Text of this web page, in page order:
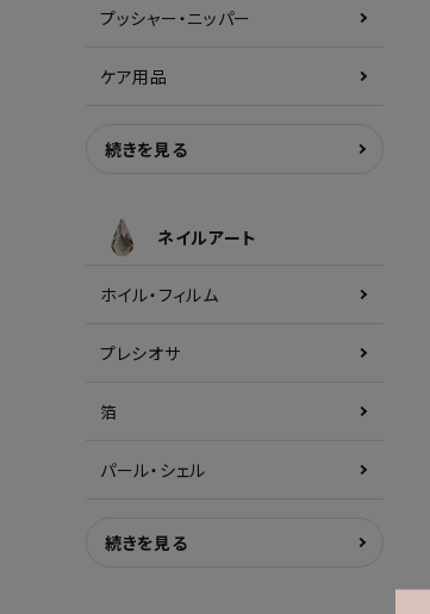
プッシャー・ニッパー
ケア用品
続きを見る
ネイルアート
ホイル・フィルム
プレシオサ
箔
パール・シェル
続きを見る